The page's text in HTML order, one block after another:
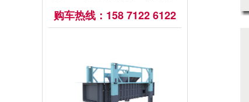
购车热线：158 7122 6122